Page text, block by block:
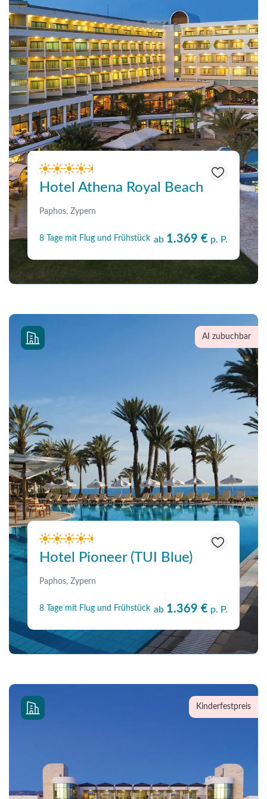
Hotel Athena Royal Beach
Paphos, Zypern
8 Tage mit Flug und Frühstück ab 1.369 € p. P.
AI zubuchbar
Hotel Pioneer (TUI Blue)
Paphos, Zypern
8 Tage mit Flug und Frühstück ab 1.369 € p. P.
Kinderfestpreis